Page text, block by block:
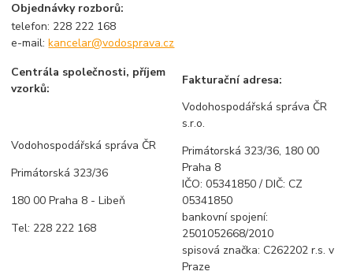
Objednávky rozborů:
telefon: 228 222 168
e-mail:kancelar@vodosprava.cz
Centrála společnosti, příjem
vzorků:
Fakturační adresa:
Vodohospodářská správa ČR
Primátorská 323/36
180 00 Praha 8 - Libeň
Tel: 228 222 168
Vodohospodářská správa ČR
s.r.o.
Primátorská 323/36, 180 00
Praha 8
IČO: 05341850 / DIČ: CZ
05341850
bankovní spojení:
2501052668/2010
spisová značka: C262202 r.s. v
Praze